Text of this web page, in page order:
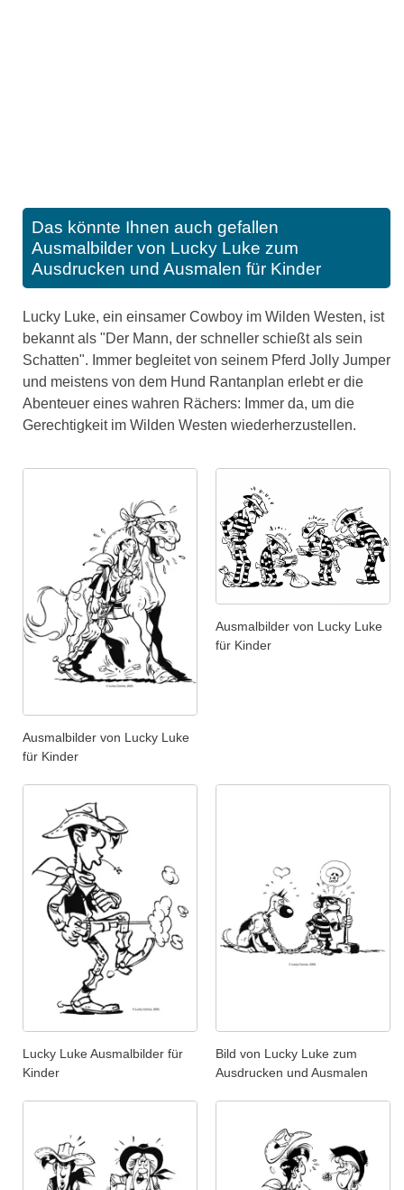
Das könnte Ihnen auch gefallen
Ausmalbilder von Lucky Luke zum
Ausdrucken und Ausmalen für Kinder
Lucky Luke, ein einsamer Cowboy im Wilden Westen, ist
bekannt als "Der Mann, der schneller schießt als sein
Schatten". Immer begleitet von seinem Pferd Jolly Jumper
und meistens von dem Hund Rantanplan erlebt er die
Abenteuer eines wahren Rächers: Immer da, um die
Gerechtigkeit im Wilden Westen wiederherzustellen.
Ausmalbilder von Lucky Luke
für Kinder
Ausmalbilder von Lucky Luke
für Kinder
Lucky Luke Ausmalbilder für
Kinder
Bild von Lucky Luke zum
Ausdrucken und Ausmalen